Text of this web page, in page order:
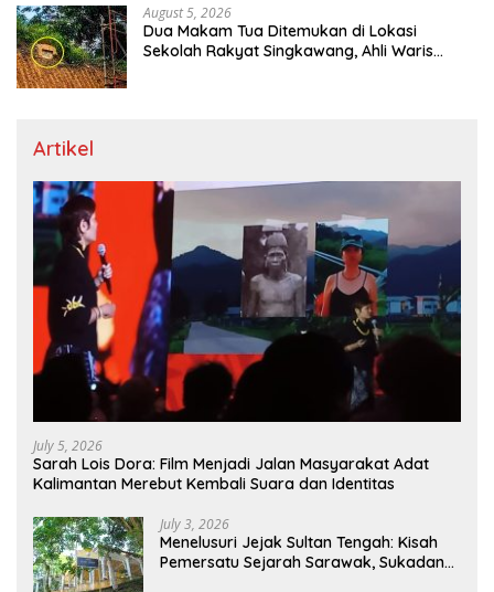
August 5, 2026
Dua Makam Tua Ditemukan di Lokasi
Sekolah Rakyat Singkawang, Ahli Waris
Artikel
July 5, 2026
Sarah Lois Dora: Film Menjadi Jalan Masyarakat Adat
Kalimantan Merebut Kembali Suara dan Identitas
July 3, 2026
Menelusuri Jejak Sultan Tengah: Kisah
Pemersatu Sejarah Sarawak, Sukadana,